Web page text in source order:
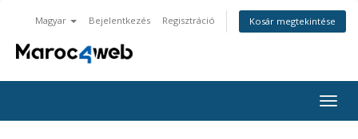
Magyar Bejelentkezés Regisztráció Kosár megtekintése
a